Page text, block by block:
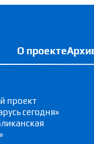
О проекте
проект
сегодня»